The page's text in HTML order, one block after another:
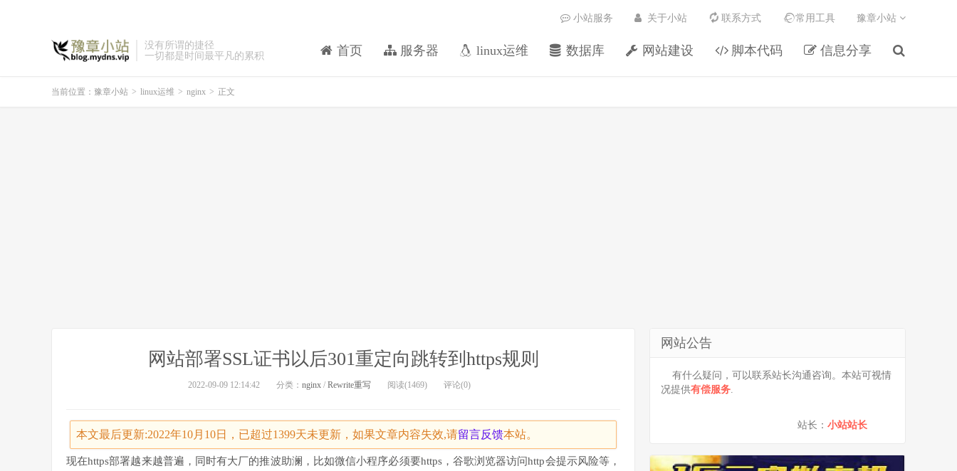
没有所谓的捷径
一切都是时间最平凡的累积
首页 服务器 linux运维 数据库 网站建设 脚本代码 信息分享
小站服务 关于小站 联系方式 常用工具 豫章小站
当前位置： 豫章小站 > linux运维 > nginx > 正文
网站部署SSL证书以后301重定向跳转到https规则
2022-09-09 12:14:42 分类： nginx/ Rewrite重写 阅读(1469) 评论(0)
本文最后更新:2022年10月10日，已超过1399天未更新，如果文章内容失效,请留言反馈本站。
现在https部署越来越普遍，同时有大厂的推波助澜，比如微信小程序必须要https，谷歌浏览器访问http会提示风险等，
网站公告
有什么疑问，可以联系站长沟通咨询。本站可视情
况提供有偿服务.
站长： 小站站长